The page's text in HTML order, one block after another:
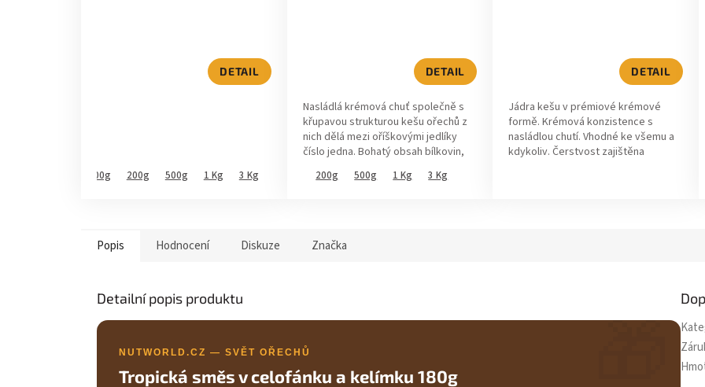
DETAIL
100g 200g 500g 1 Kg 3 Kg
5
hvězdiček.
DETAIL
Nasládlá krémová chuť společně s
křupavou strukturou kešu ořechů z
nich dělá mezi oříškovými jedlíky
číslo jedna. Bohatý obsah bílkovin,
200g 500g 1 Kg 3 Kg
DETAIL
Jádra kešu v prémiové krémové
formě. Krémová konzistence s
nasládlou chutí. Vhodné ke všemu a
kdykoliv. Čerstvost zajištěna
Popis Hodnocení Diskuze Značka
Detailní popis produktu
NUTWORLD.CZ — SVĚT OŘECHŮ
Tropická směs v celofánku a kelímku 180g